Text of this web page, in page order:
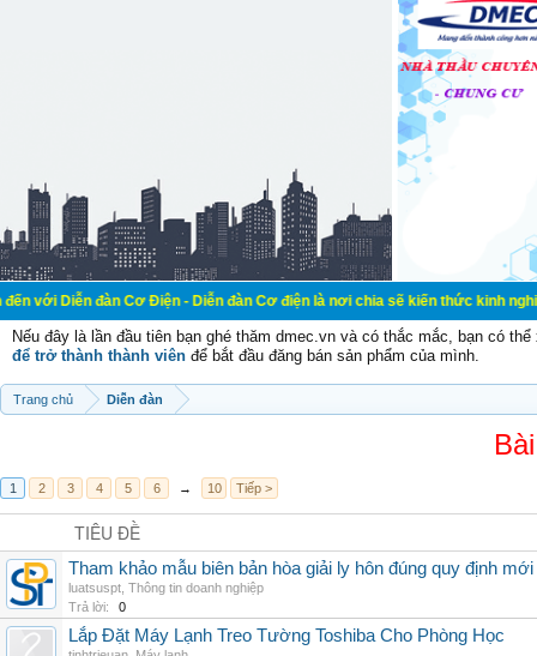
đàn Cơ Điện - Diễn đàn Cơ điện là nơi chia sẽ kiến thức kinh nghiệm
Nếu đây là lần đầu tiên bạn ghé thăm dmec.vn và có thắc mắc, bạn có
để trở thành thành viên để bắt đầu đăng bán sản phẩm của mình.
Trang chủ Diễn đàn
1 2 3 4 5 6 → 10 Tiếp >
TIÊU ĐỀ
Tham khảo mẫu biên bản hòa giải ly hôn đúng quy định mới
luatsuspt Thông tin doanh nghiệp
Trả lời:
0
Lắp Đặt Máy Lạnh Treo Tường Toshiba Cho Phòng Học